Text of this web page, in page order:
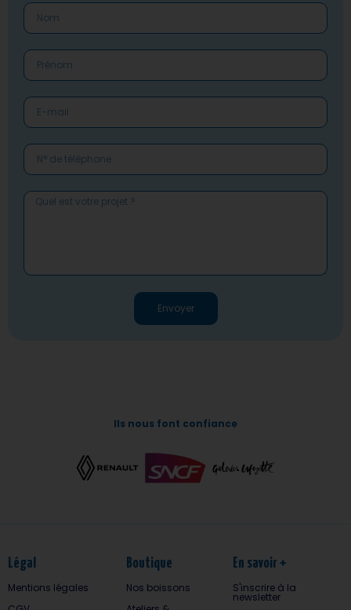
Envoyer
Ils nous font confiance
Légal
Mentions légales
Boutique
Nos boissons
En savoir +
S'inscrire à la
newsletter